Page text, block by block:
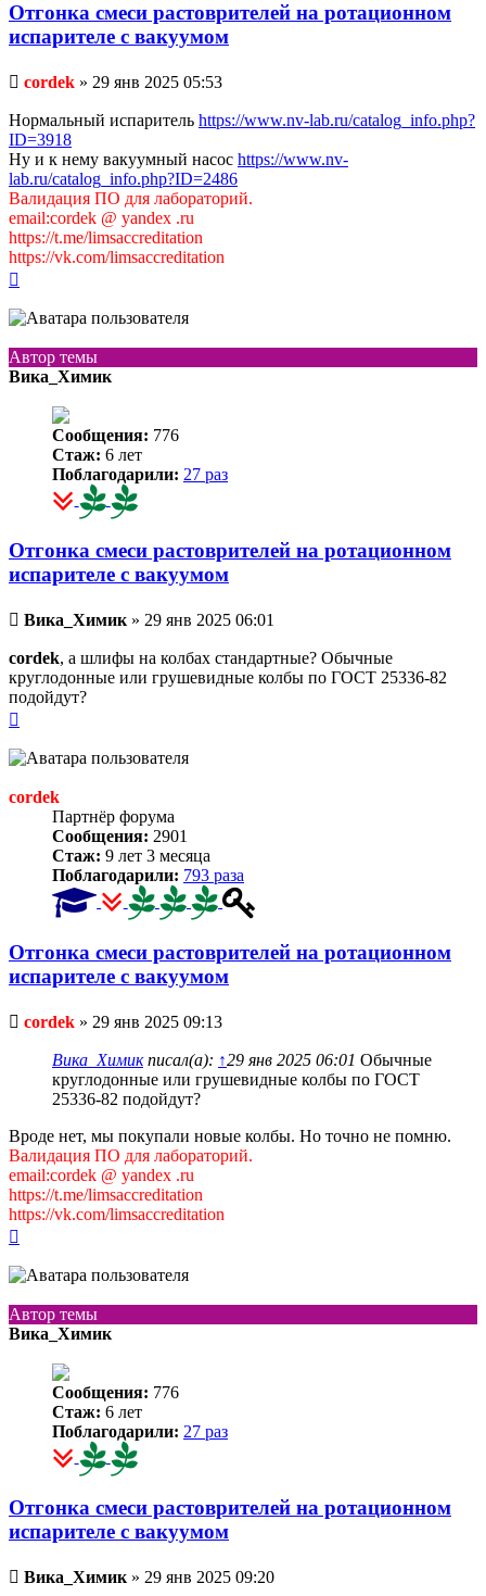
Отгонка смеси растоврителей на ротационном
испарителе с вакуумом
Непрочитанное
cordek » 29 янв 2025 05:53
Нормальный испаритель https://www.nv-lab.ru/catalog_info.php?
ID=3918
Ну и к нему вакуумный насос https://www.nv-
lab.ru/catalog_info.php?ID=2486
Валидация ПО для лабораторий.
email:cordek @ yandex .ru
https://t.me/limsaccreditation
https://vk.com/limsaccreditation
началу
Автор темы
Вика_Химик
Сообщения: 776
Стаж: 6 лет
Поблагодарили: 27 раз
Отгонка смеси растоврителей на ротационном
испарителе с вакуумом
Непрочитанное
сообщение
Вика_Химик » 29 янв 2025 06:01
cordek, а шлифы на колбах стандартные? Обычные
круглодонные или грушевидные колбы по ГОСТ 25336-82
подойдут?
началу
cordek
Партнёр форума
Сообщения: 2901
Стаж: 9 лет 3 месяца
Поблагодарили: 793 раза
Отгонка смеси растоврителей на ротационном
испарителе с вакуумом
Непрочитанное
cordek » 29 янв 2025 09:13
Вика_Химикписал(а): ↑29 янв 2025 06:01 Обычные
круглодонные или грушевидные колбы по ГОСТ
25336-82 подойдут?
Вроде нет, мы покупали новые колбы. Но точно не помню.
Валидация ПО для лабораторий.
email:cordek @ yandex .ru
https://t.me/limsaccreditation
https://vk.com/limsaccreditation
началу
Автор темы
Вика_Химик
Сообщения: 776
Стаж: 6 лет
Поблагодарили: 27 раз
Отгонка смеси растоврителей на ротационном
испарителе с вакуумом
Непрочитанное
сообщение
Вика_Химик » 29 янв 2025 09:20